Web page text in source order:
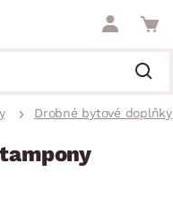
Drobné bytové doplňky